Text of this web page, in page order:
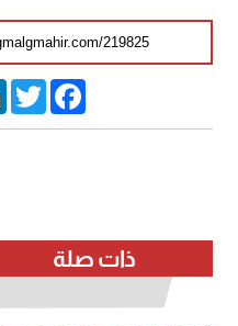
Twitter
Facebook
ذات صلة